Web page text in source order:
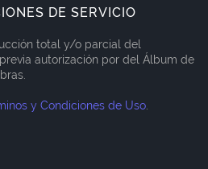
DE SERVICIO
total y/o parcial del
autorización por del Álbum de
y Condiciones de Uso.